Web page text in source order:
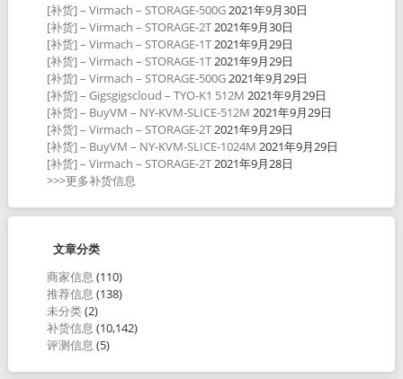
[补货] – Virmach – STORAGE-500G2021年9月30日
[补货] – Virmach – STORAGE-2T2021年9月30日
[补货] – Virmach – STORAGE-1T2021年9月29日
[补货] – Virmach – STORAGE-1T2021年9月29日
[补货] – Virmach – STORAGE-500G2021年9月29日
[补货] – Gigsgigscloud – TYO-K1 512M 2021年9月29日
[补货] – BuyVM – NY-KVM-SLICE-512M 2021年9月29日
[补货] – Virmach – STORAGE-2T2021年9月29日
[补货] – BuyVM – NY-KVM-SLICE-1024M 2021年9月29日
[补货] – Virmach – STORAGE-2T2021年9月28日
>>>更多补货信息
文章分类
商家信息 (110)
推荐信息 (138)
未分类(2)
补货信息 (10,142)
评测信息 (5)